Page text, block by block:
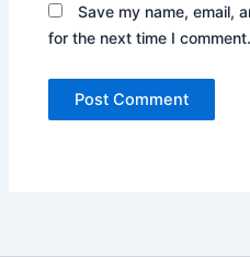
Save my name, email,
for the next time I comment.